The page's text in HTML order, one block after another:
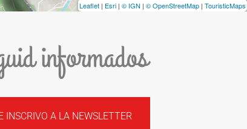
Leaflet | Esri | © IGN | © OpenStreetMap | TouristicMaps
informados
INSCRIVO A LA NEWSLETTER